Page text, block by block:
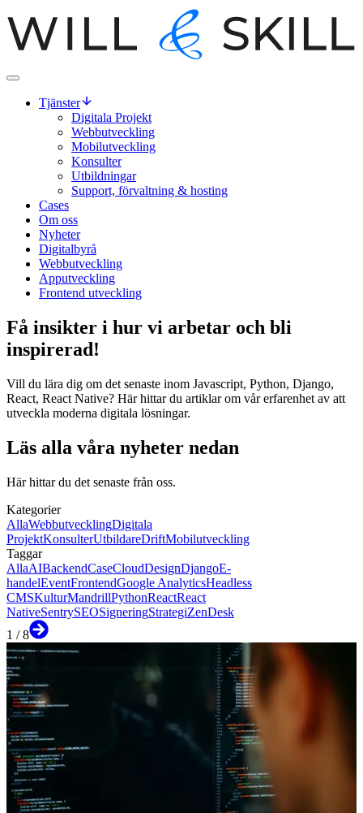
Tjänster
Digitala Projekt
Webbutveckling
Mobilutveckling
Konsulter
Utbildningar
Support, förvaltning & hosting
Cases
Om oss
Nyheter
Digitalbyrå
Webbutveckling
Apputveckling
Frontend utveckling
Få insikter i hur vi arbetar och bli
inspirerad!
Vill du lära dig om det senaste inom Javascript, Python, Django,
React, React Native? Här hittar du artiklar om vår erfarenhet av att
utveckla moderna digitala lösningar.
Läs alla våra nyheter nedan
Här hittar du det senaste från oss.
Kategorier
AllaWebbutvecklingDigitala
ProjektKonsulterUtbildareDriftMobilutveckling
Taggar
AllaAIBackendCaseCloudDesignDjangoE-
handelEventFrontendGoogle AnalyticsHeadless
CMSKulturMandrillPythonReactReact
NativeSentrySEOSigneringStrategiZenDesk
1 /8